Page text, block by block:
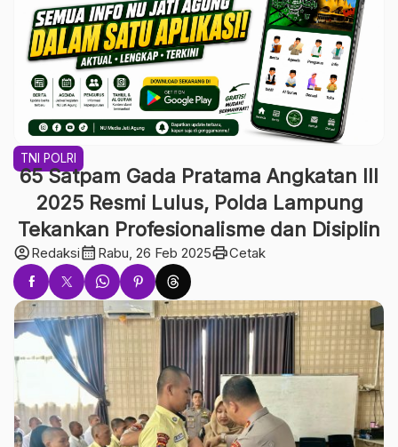
TNI POLRI
65 Satpam Gada Pratama Angkatan III
2025 Resmi Lulus, Polda Lampung
Tekankan Profesionalisme dan Disiplin
account_circleRedaksicalendar_month Rabu, 26 Feb 2025printCetak